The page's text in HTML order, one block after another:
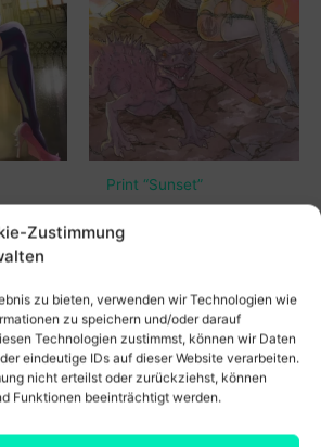
Zustimmung
zu bieten, verwenden wir Technologien wie
zu speichern und/oder darauf
Technologien zustimmst, können wir Daten
eindeutige IDs auf dieser Website verarbeiten.
nicht erteilst oder zurückziehst, können
Funktionen beeinträchtigt werden.
Print “Sunset”